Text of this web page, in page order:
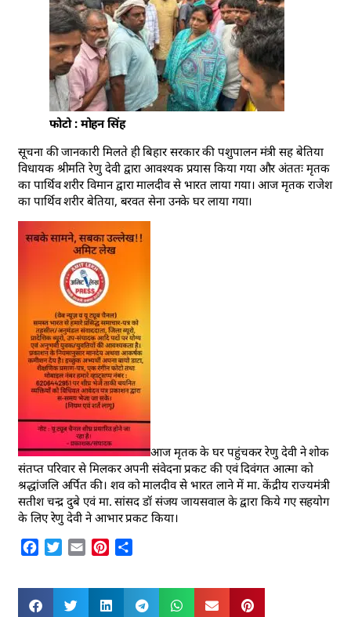
फोटो : मोहन सिंह
सूचना की जानकारी मिलते ही बिहार सरकार की पशुपालन मंत्री सह बेतिया
विधायक श्रीमति रेणु देवी द्वारा आवश्यक प्रयास किया गया और अंततः मृतक
का पार्थिव शरीर विमान द्वारा मालदीव से भारत लाया गया। आज मृतक राजेश
का पार्थिव शरीर बेतिया, बरवत सेना उनके घर लाया गया।
आज मृतक के घर पहुंचकर रेणु देवी ने शोक
संतप्त परिवार से मिलकर अपनी संवेदना प्रकट की एवं दिवंगत आत्मा को
श्रद्धांजलि अर्पित की। शव को मालदीव से भारत लाने में मा. केंद्रीय राज्यमंत्री
सतीश चन्द्र दुबे एवं मा. सांसद डॉ संजय जायसवाल के द्वारा किये गए सहयोग
के लिए रेणु देवी ने आभार प्रकट किया।
Facebook
Twitter
Email Pinterest